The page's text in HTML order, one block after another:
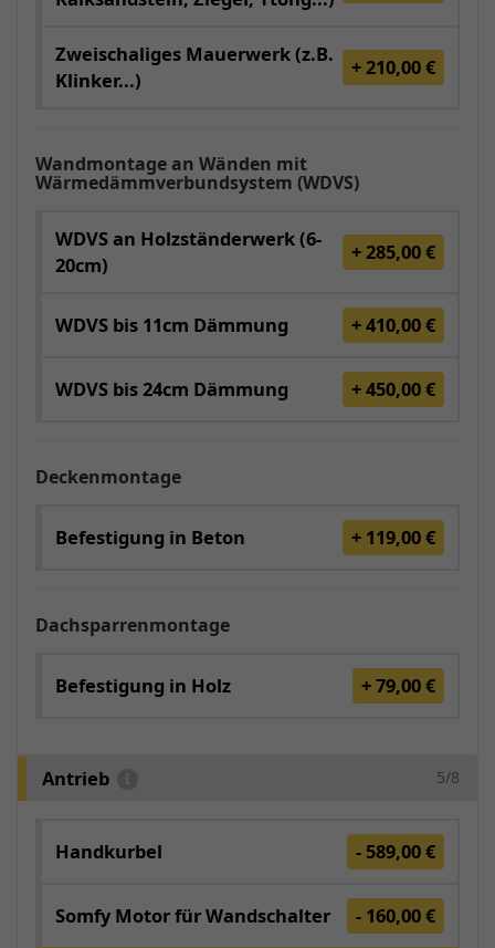
Zweischaliges Mauerwerk (z.B.
Klinker...)
+ 210,00 €
Wandmontage an Wänden mit
Wärmedämmverbundsystem (WDVS)
WDVS an Holzständerwerk (6-
20cm)
+ 285,00 €
WDVS bis 11cm Dämmung + 410,00 €
WDVS bis 24cm Dämmung + 450,00 €
Deckenmontage
Befestigung in Beton + 119,00 €
Dachsparrenmontage
Befestigung in Holz + 79,00 €
Antrieb 5/8
Handkurbel - 589,00 €
Somfy Motor für Wandschalter - 160,00 €